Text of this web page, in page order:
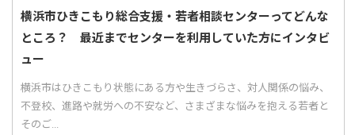
横浜市ひきこもり総合支援・若者相談センターってどんな
ところ？ 最近までセンターを利用していた方にインタビ
ュー
横浜市はひきこもり状態にある方や生きづらさ、対人関係の悩み、
不登校、進路や就労への不安など、さまざまな悩みを抱える若者と
そのご...